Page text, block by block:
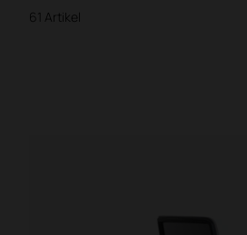
Sitzmöbel
Sitzplätze im Auditorium
61 Artikel